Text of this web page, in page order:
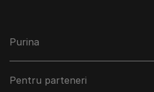
Purina
Pentru parteneri